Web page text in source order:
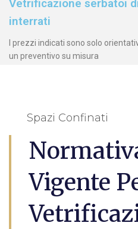
Vetrificazione serbatoi
interrati
I prezzi indicati sono solo
un preventivo su misura
Spazi Confinati
Vigente